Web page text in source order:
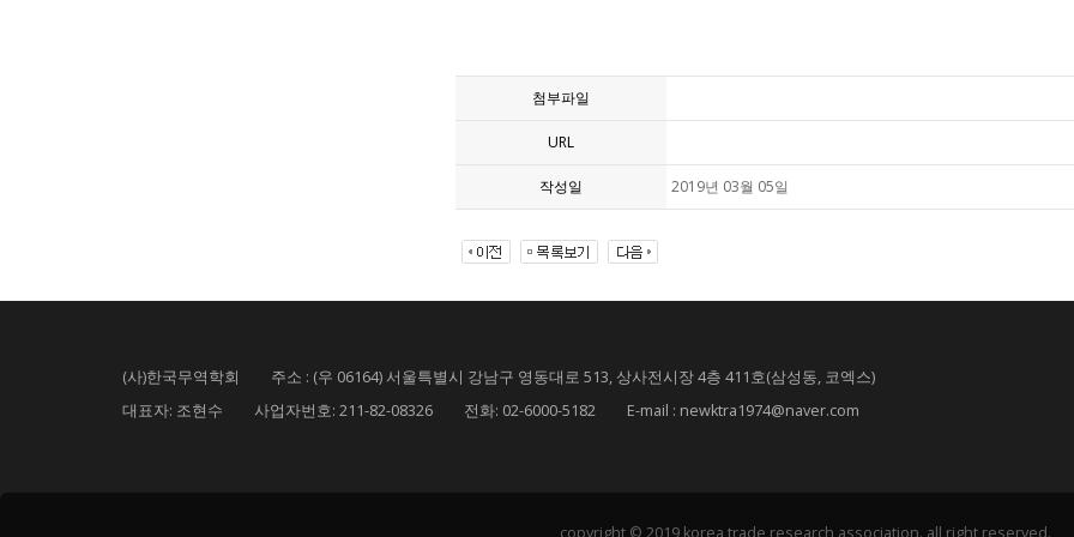
첨부파일
URL
작성일 2019년 03월 05일
(사)한국무역학회 주소 : (우 06164) 서울특별시 강남구 영동대로 513, 상사전시장 4층 411호(삼성동, 코엑스)
대표자: 조현수 사업자번호: 211-82-08326 전화: 02-6000-5182 E-mail : newktra1974@naver.com
copyright © 2019 korea trade research association. all right reserved.